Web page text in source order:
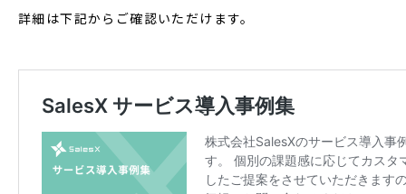
詳細は下記からご確認いただけます。